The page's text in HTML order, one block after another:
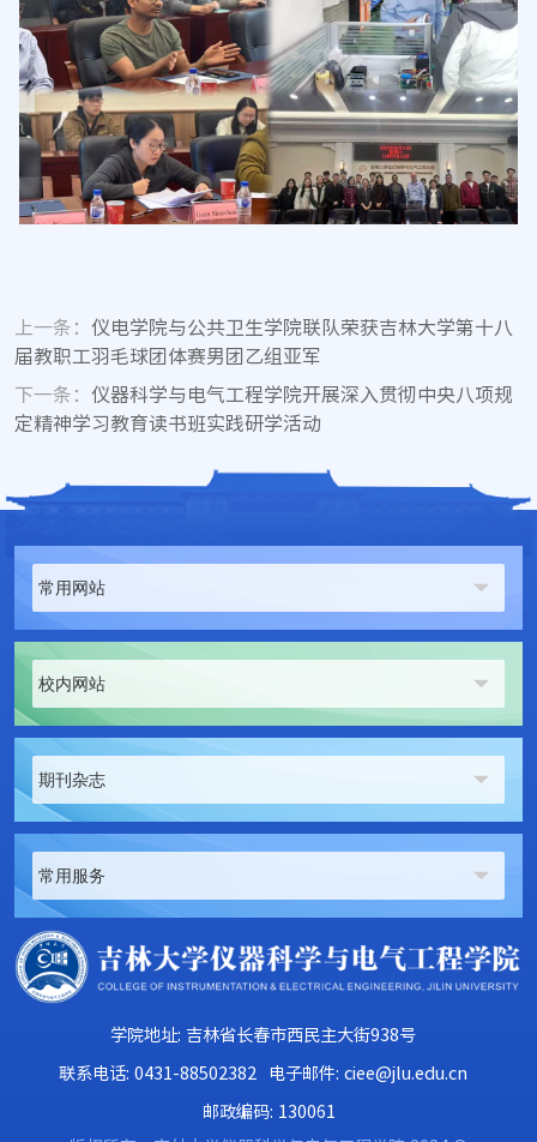
上一条： 仪电学院与公共卫生学院联队荣获吉林大学第十八
届教职工羽毛球团体赛男团乙组亚军
下一条： 仪器科学与电气工程学院开展深入贯彻中央八项规
定精神学习教育读书班实践研学活动
常用网站
校内网站
期刊杂志
常用服务
学院地址: 吉林省长春市西民主大街938号
联系电话: 0431-88502382 电子邮件: ciee@jlu.edu.cn
邮政编码: 130061